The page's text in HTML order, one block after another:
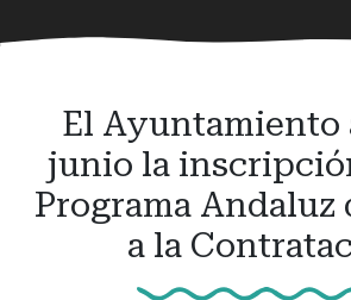
El Ayuntamiento
junio la
Programa Andaluz
a la